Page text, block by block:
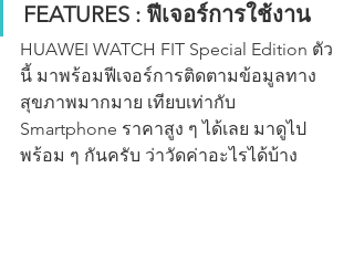
FEATURES : ฟีเจอร์การใช้งาน
HUAWEI WATCH FIT Special Edition ตัว
นี้ มาพร้อมฟีเจอร์การติดตามข้อมูลทาง
สุขภาพมากมาย เทียบเท่ากับ
Smartphone ราคาสูง ๆ ได้เลย มาดูไป
พร้อม ๆ กันครับ ว่าวัดค่าอะไรได้บ้าง